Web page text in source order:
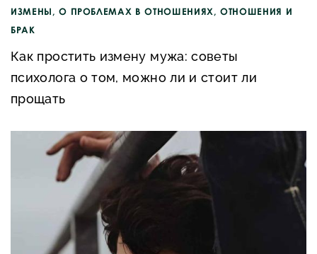
ИЗМЕНЫ,О ПРОБЛЕМАХ В ОТНОШЕНИЯХ,ОТНОШЕНИЯ И
БРАК
Как простить измену мужа: советы
психолога о том, можно ли и стоит ли
прощать